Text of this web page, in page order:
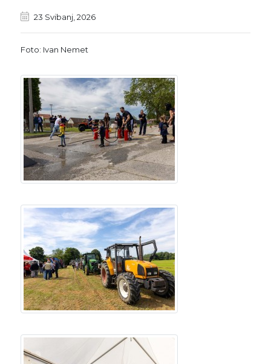
23 Svibanj, 2026
Foto: Ivan Nemet